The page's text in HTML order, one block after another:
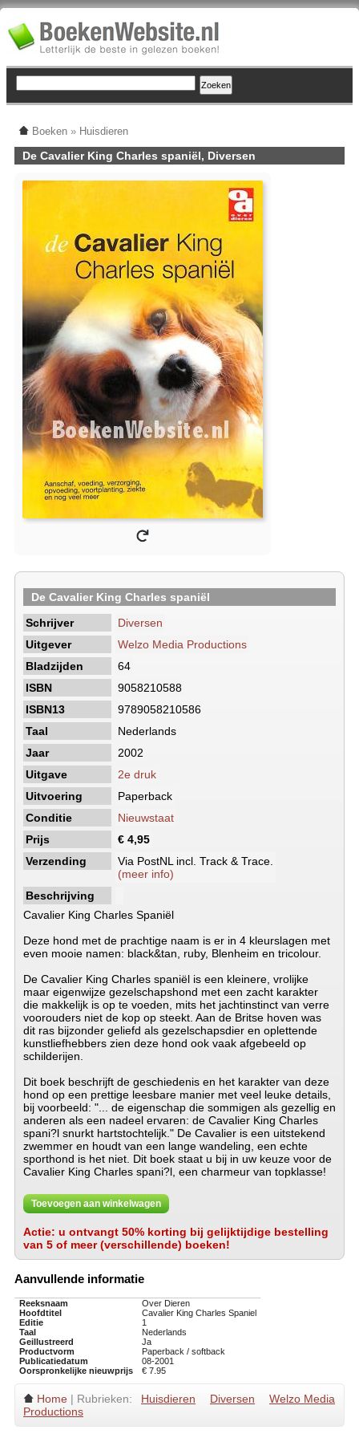
Boeken » Huisdieren
De Cavalier King Charles spaniël, Diversen
De Cavalier King Charles spaniël
Schrijver
Diversen
Uitgever
Welzo Media Productions
Bladzijden
64
ISBN
9058210588
ISBN13
9789058210586
Taal
Nederlands
Jaar
2002
Uitgave
2e druk
Uitvoering
Paperback
Conditie
Nieuwstaat
Prijs
€ 4,95
Verzending
Via PostNL incl. Track & Trace.
(meer info)
Beschrijving
Cavalier King Charles Spaniël
Deze hond met de prachtige naam is er in 4 kleurslagen met
even mooie namen: black&tan, ruby, Blenheim en tricolour.
De Cavalier King Charles spaniël is een kleinere, vrolijke
maar eigenwijze gezelschapshond met een zacht karakter
die makkelijk is op te voeden, mits het jachtinstinct van verre
voorouders niet de kop op steekt. Aan de Britse hoven was
dit ras bijzonder geliefd als gezelschapsdier en oplettende
kunstliefhebbers zien deze hond ook vaak afgebeeld op
schilderijen.
Dit boek beschrijft de geschiedenis en het karakter van deze
hond op een prettige leesbare manier met veel leuke details,
bij voorbeeld: "... de eigenschap die sommigen als gezellig en
anderen als een nadeel ervaren: de Cavalier King Charles
spani?l snurkt hartstochtelijk." De Cavalier is een uitstekend
zwemmer en houdt van een lange wandeling, een echte
sporthond is het niet. Dit boek staat u bij in uw keuze voor de
Cavalier King Charles spani?l, een charmeur van topklasse!
Toevoegen aan winkelwagen
Actie: u ontvangt 50% korting bij gelijktijdige bestelling
van 5 of meer (verschillende) boeken!
Aanvullende informatie
Reeksnaam
Over Dieren
Hoofdtitel
Cavalier King Charles Spaniel
Editie
1
Taal
Nederlands
Geillustreerd
Ja
Productvorm
Paperback / softback
Publicatiedatum
08-2001
Oorspronkelijke nieuwprijs
€ 7.95
Home | Rubrieken: Huisdieren Diversen
Welzo Media
Productions